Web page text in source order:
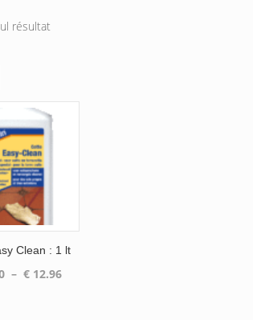
résultat
Clean : 1 lt
– € 12.96Plage